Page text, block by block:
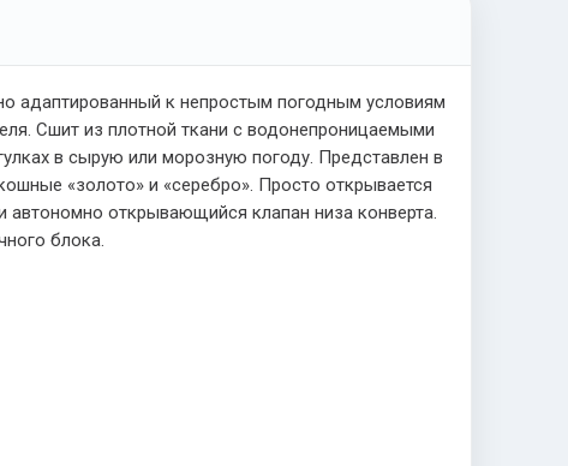
адаптированный к непростым погодным условиям
Сшит из плотной ткани с водонепроницаемыми
в сырую или морозную погоду. Представлен в
«золото» и «серебро». Просто открывается
открывающийся клапан низа конверта.
блока.